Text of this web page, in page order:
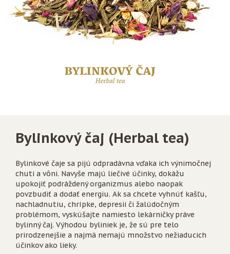
Bylinkový čaj (Herbal tea)
Bylinkové čaje sa pijú odpradávna vďaka ich výnimočnej
chuti a vôni. Navyše majú liečivé účinky, dokážu
upokojiť podráždený organizmus alebo naopak
povzbudiť a dodať energiu. Ak sa chcete vyhnúť kašľu,
nachladnutiu, chrípke, depresii či žalúdočným
problémom, vyskúšajte namiesto lekárničky práve
bylinný čaj. Výhodou byliniek je, že sú pre telo
prirodzenejšie a najmä nemajú množstvo nežiaducich
účinkov ako lieky.